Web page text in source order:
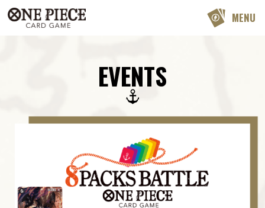
MENU
EVENTS